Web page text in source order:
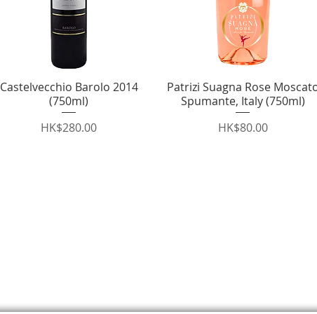
快速瀏覽
Castelvecchio Barolo 2014
(750ml)
價格
HK$280.00
快速瀏覽
Patrizi Suagna Rose
Spumante, Italy (750ml)
價格
HK$80.00